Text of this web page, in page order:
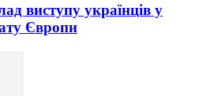
виступу українців у
Європи